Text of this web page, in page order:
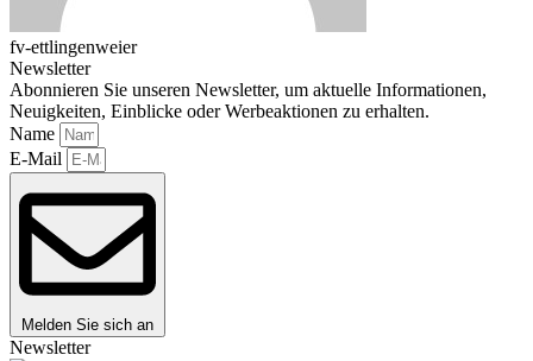
fv-ettlingenweier
Newsletter
Abonnieren Sie unseren Newsletter, um aktuelle Informationen,
Neuigkeiten, Einblicke oder Werbeaktionen zu erhalten.
Name
E-Mail
Melden Sie sich an
Newsletter